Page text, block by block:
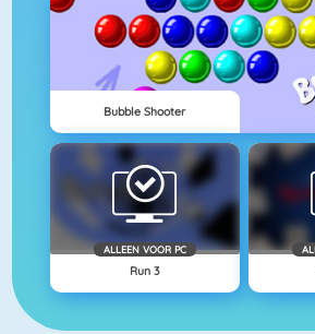
Bubble Shooter
ALLEEN VOOR PC
Run 3